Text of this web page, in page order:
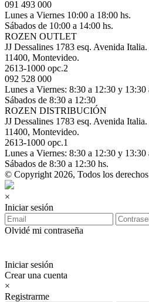
091 493 000
Lunes a Viernes 10:00 a 18:00 hs.
Sábados de 10:00 a 14:00 hs.
ROZEN OUTLET
JJ Dessalines 1783 esq. Avenida Italia.
11400, Montevideo.
2613-1000 opc.2
092 528 000
Lunes a Viernes: 8:30 a 12:30 y 13:30
Sábados de 8:30 a 12:30
ROZEN DISTRIBUCIÓN
JJ Dessalines 1783 esq. Avenida Italia.
11400, Montevideo.
2613-1000 opc.1
Lunes a Viernes: 8:30 a 12:30 y 13:30
Sábados de 8:30 a 12:30 hs.
© Copyright 2026, Todos los derechos
×
Iniciar sesión
Olvidé mi contraseña
Iniciar sesión
Crear una cuenta
×
Registrarme